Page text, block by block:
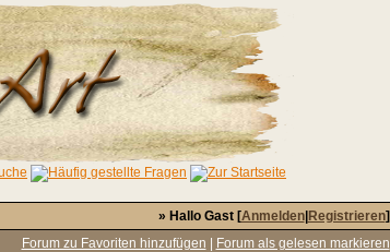
» Hallo Gast [Anmelden| Registrieren]
Forum zu Favoriten hinzufügen
Forum als gelesen markieren